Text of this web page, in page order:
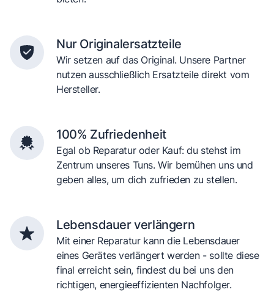
Nur Originalersatzteile
Wir setzen auf das Original. Unsere Partner
nutzen ausschließlich Ersatzteile direkt vom
Hersteller.
100% Zufriedenheit
Egal ob Reparatur oder Kauf: du stehst im
Zentrum unseres Tuns. Wir bemühen uns und
geben alles, um dich zufrieden zu stellen.
Lebensdauer verlängern
Mit einer Reparatur kann die Lebensdauer
eines Gerätes verlängert werden - sollte diese
final erreicht sein, findest du bei uns den
richtigen, energieeffizienten Nachfolger.